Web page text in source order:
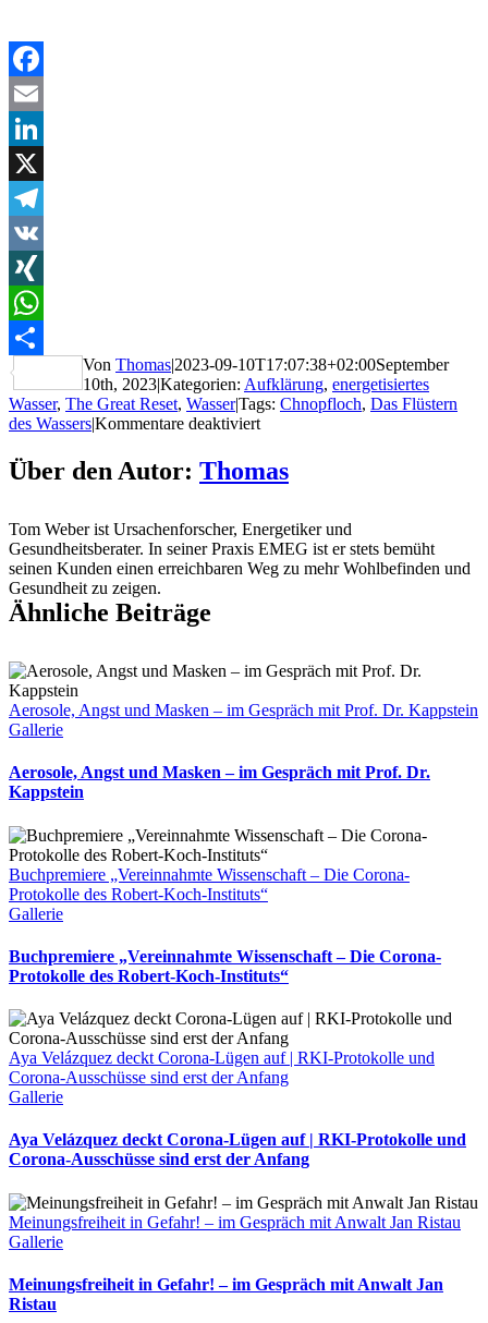
Facebook
Email
LinkedIn
X
Telegram
VK
XING
WhatsApp
Teilen
Von Thomas|2023-09-10T17:07:38+02:00September
10th, 2023|Kategorien: Aufklärung, energetisiertes
Wasser, The Great Reset, Wasser|Tags: Chnopfloch, Das Flüstern
des Wassers|Kommentare deaktiviertfür
–
Flüstern
des
Wassers
–
–
Über den Autor: Thomas
Tom Weber ist Ursachenforscher, Energetiker und
Gesundheitsberater. In seiner Praxis EMEG ist er stets bemüht
seinen Kunden einen erreichbaren Weg zu mehr Wohlbefinden und
Gesundheit zu zeigen.
Ähnliche Beiträge
Aerosole, Angst und Masken – im Gespräch mit Prof. Dr. Kappstein
Gallerie
Aerosole, Angst und Masken – im Gespräch mit Prof. Dr.
Kappstein
Buchpremiere „Vereinnahmte Wissenschaft – Die Corona-
Protokolle des Robert-Koch-Instituts“
Gallerie
Buchpremiere „Vereinnahmte Wissenschaft – Die Corona-
Protokolle des Robert-Koch-Instituts“
Aya Velázquez deckt Corona-Lügen auf | RKI-Protokolle und
Corona-Ausschüsse sind erst der Anfang
Gallerie
Aya Velázquez deckt Corona-Lügen auf | RKI-Protokolle und
Corona-Ausschüsse sind erst der Anfang
Meinungsfreiheit in Gefahr! – im Gespräch mit Anwalt Jan Ristau
Gallerie
Meinungsfreiheit in Gefahr! – im Gespräch mit Anwalt Jan
Ristau